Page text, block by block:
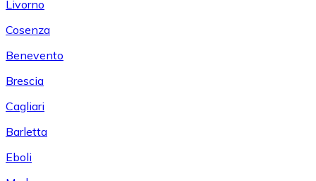
Livorno
Cosenza
Benevento
Brescia
Cagliari
Barletta
Eboli